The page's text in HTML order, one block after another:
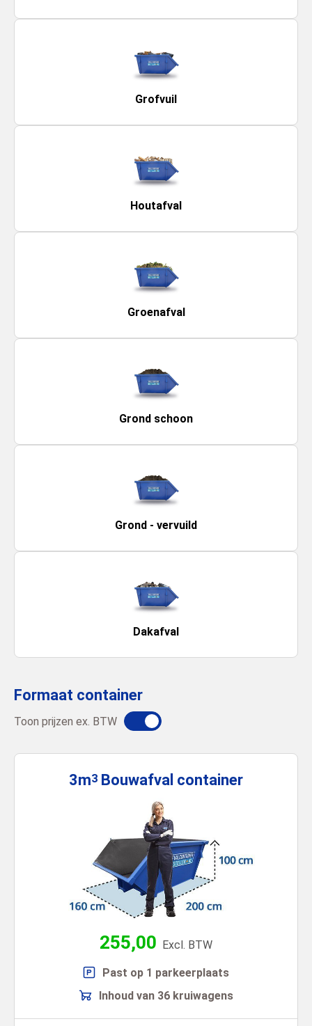
Grofvuil
Houtafval
Groenafval
Grond schoon
Grond - vervuild
Dakafval
Formaat container
Toon prijzen ex. BTW
3m3 Bouwafval container
255,00 Excl. BTW
Past op 1 parkeerplaats
Inhoud van 36 kruiwagens